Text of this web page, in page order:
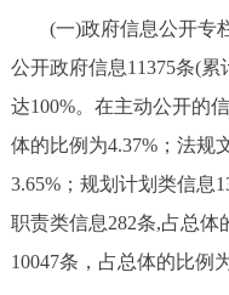
(一)政府信息公开专栏
公开政府信息11375条(
达100%。在主动公开的
体的比例为4.37%；法规
3.65%；规划计划类信息
职责类信息282条,占总体
10047条，占总体的比例为